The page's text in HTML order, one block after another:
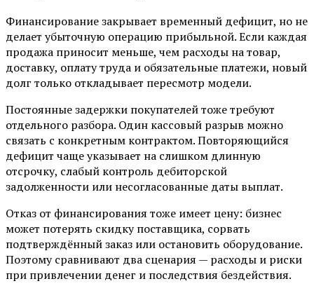
Финансирование закрывает временный дефицит, но не
делает убыточную операцию прибыльной. Если каждая
продажа приносит меньше, чем расходы на товар,
доставку, оплату труда и обязательные платежи, новый
долг только откладывает пересмотр модели.
Постоянные задержки покупателей тоже требуют
отдельного разбора. Один кассовый разрыв можно
связать с конкретным контрактом. Повторяющийся
дефицит чаще указывает на слишком длинную
отсрочку, слабый контроль дебиторской
задолженности или несогласованные даты выплат.
Отказ от финансирования тоже имеет цену: бизнес
может потерять скидку поставщика, сорвать
подтверждённый заказ или остановить оборудование.
Поэтому сравнивают два сценария — расходы и риски
при привлечении денег и последствия бездействия.